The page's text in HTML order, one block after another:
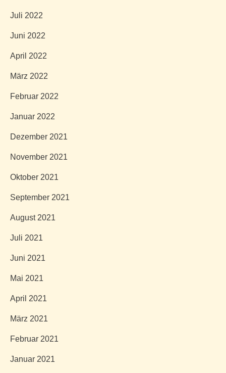
Juli 2022
Juni 2022
April 2022
März 2022
Februar 2022
Januar 2022
Dezember 2021
November 2021
Oktober 2021
September 2021
August 2021
Juli 2021
Juni 2021
Mai 2021
April 2021
März 2021
Februar 2021
Januar 2021